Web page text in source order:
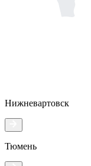
Нижневартовск
Тюмень